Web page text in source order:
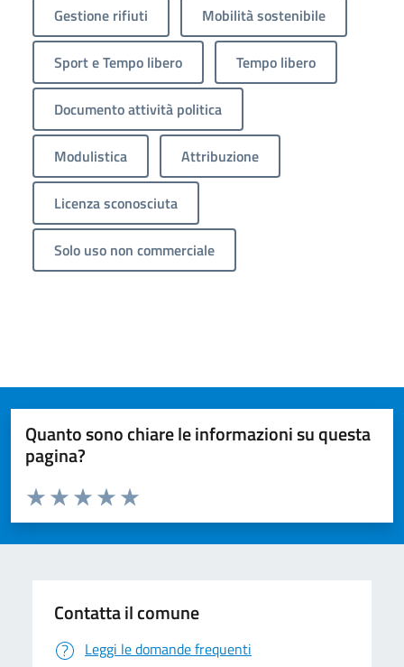
Gestione rifiuti Mobilità sostenibile
Sport e Tempo libero Tempo libero
Documento attività politica
Modulistica Attribuzione
Licenza sconosciuta
Solo uso non commerciale
Quanto sono chiare le informazioni su questa
pagina?
Valuta da 1 a 5 stelle la pagina
Valuta 5 stelle su 5
Valuta 4 stelle su 5
Valuta 3 stelle su 5
Valuta 2 stelle su 5
Valuta 1 stelle su 5
Contatta il comune
Leggi le domande frequenti